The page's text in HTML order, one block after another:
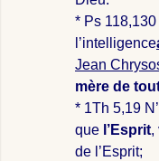
* Ps 118
l’intelligence
Jean
mère de
* 1Th 5,19
que l’Esprit,
de l’Esprit;